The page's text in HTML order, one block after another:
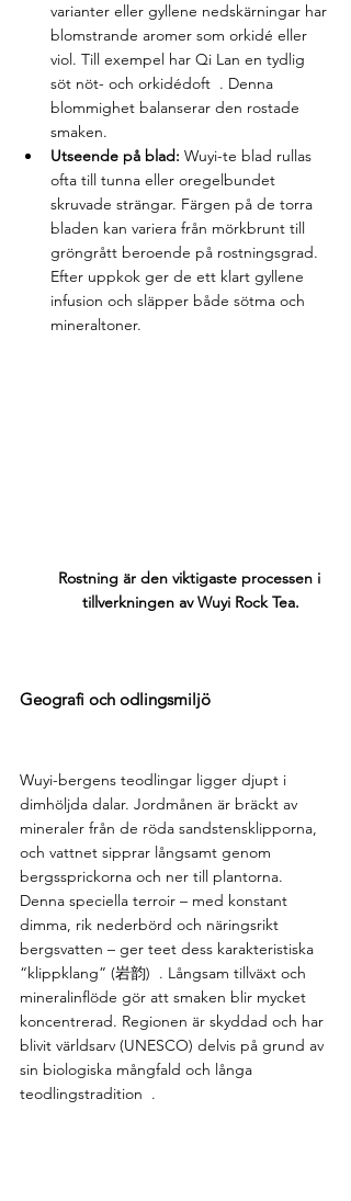
varianter eller gyllene nedskärningar har
blomstrande aromer som orkidé eller
viol. Till exempel har Qi Lan en tydlig
söt nöt- och orkidédoft  . Denna
blommighet balanserar den rostade
smaken.
Utseende på blad: Wuyi-te blad rullas
ofta till tunna eller oregelbundet
skruvade strängar. Färgen på de torra
bladen kan variera från mörkbrunt till
gröngrått beroende på rostningsgrad.
Efter uppkok ger de ett klart gyllene
infusion och släpper både sötma och
mineraltoner.
Rostning är den viktigaste processen i
tillverkningen av Wuyi Rock Tea.
Geografi och odlingsmiljö
Wuyi-bergens teodlingar ligger djupt i
dimhöljda dalar. Jordmånen är bräckt av
mineraler från de röda sandstensklipporna,
och vattnet sipprar långsamt genom
bergssprickorna och ner till plantorna.
Denna speciella terroir – med konstant
dimma, rik nederbörd och näringsrikt
bergsvatten – ger teet dess karakteristiska
“klippklang” (岩韵)  . Långsam tillväxt och
mineralinflöde gör att smaken blir mycket
koncentrerad. Regionen är skyddad och har
blivit världsarv (UNESCO) delvis på grund av
sin biologiska mångfald och långa
teodlingstradition  .